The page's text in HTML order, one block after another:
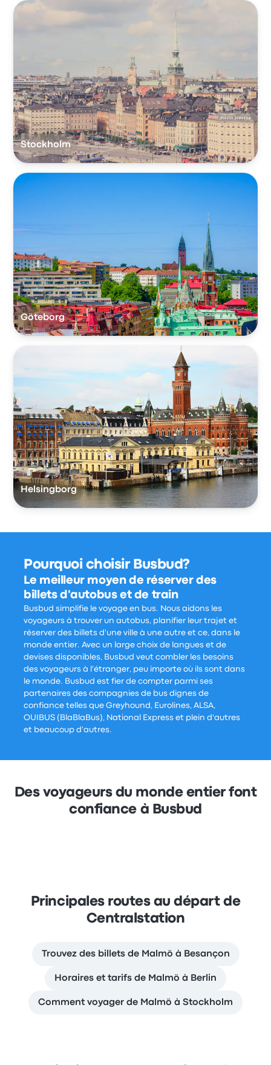
Stockholm
Göteborg
Helsingborg
Pourquoi choisir Busbud?
Le meilleur moyen de réserver des
billets d'autobus et de train
Busbud simplifie le voyage en bus. Nous aidons les
voyageurs à trouver un autobus, planifier leur trajet et
réserver des billets d'une ville à une autre et ce, dans le
monde entier. Avec un large choix de langues et de
devises disponibles, Busbud veut combler les besoins
des voyageurs à l'étranger, peu importe où ils sont dans
le monde. Busbud est fier de compter parmi ses
partenaires des compagnies de bus dignes de
confiance telles que Greyhound, Eurolines, ALSA,
OUIBUS (BlaBlaBus), National Express et plein d'autres
et beaucoup d'autres.
Des voyageurs du monde entier font
confiance à Busbud
Principales routes au départ de
Centralstation
Trouvez des billets de Malmö à Besançon
Horaires et tarifs de Malmö à Berlin
Comment voyager de Malmö à Stockholm